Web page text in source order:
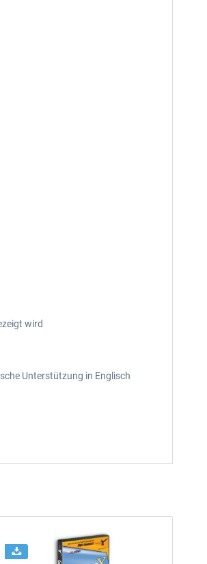
wird
Unterstützung in Englisch